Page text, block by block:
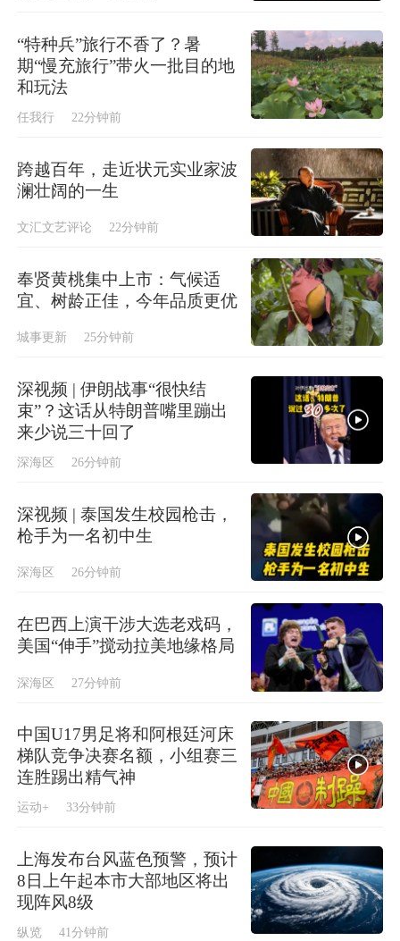
“特种兵”旅行不香了？暑
期“慢充旅行”带火一批目的地
和玩法
任我行 22分钟前
跨越百年，走近状元实业家波
澜壮阔的一生
文汇文艺评论 22分钟前
奉贤黄桃集中上市：气候适
宜、树龄正佳，今年品质更优
城事更新 25分钟前
深视频 | 伊朗战事“很快结
束”？这话从特朗普嘴里蹦出
来少说三十回了
深海区 26分钟前
深视频 | 泰国发生校园枪击，
枪手为一名初中生
深海区 26分钟前
在巴西上演干涉大选老戏码，
美国“伸手”搅动拉美地缘格局
深海区 27分钟前
中国U17男足将和阿根廷河床
梯队竞争决赛名额，小组赛三
连胜踢出精气神
运动+ 33分钟前
上海发布台风蓝色预警，预计
8日上午起本市大部地区将出
现阵风8级
纵览 41分钟前